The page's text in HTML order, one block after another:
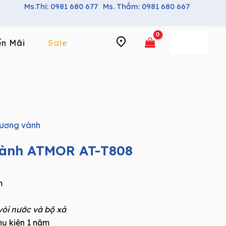
Ms.Thi: 0981 680 677 Ms. Thắm: 0981 680 667
Mãi Sale
vành
ATMOR AT-T808
nước và bộ xả
kiện 1 năm